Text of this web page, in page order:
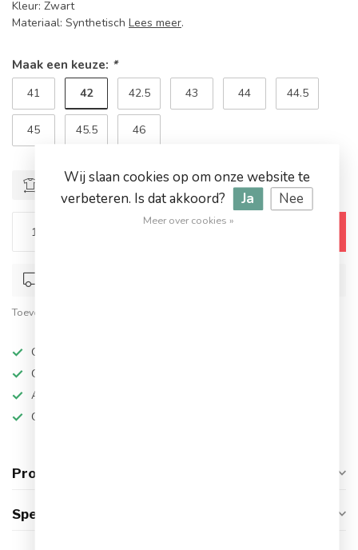
Kleur: Zwart
Materiaal: Synthetisch Lees meer.
Maak een keuze: *
41 42 42.5 43 44 44.5
45 45.5 46
Maattabel
Toevoegen om te vergelijken
Op werkdagen besteld, dezelfde dag verzonden
Grote keuze in topmerken
Altijd hoge kortingen
Gratis verzending vanaf €94,95!
Productomschrijving
Specificaties
Wij slaan cookies op om onze website te
verbeteren. Is dat akkoord?
Ja Nee
Meer over cookies »